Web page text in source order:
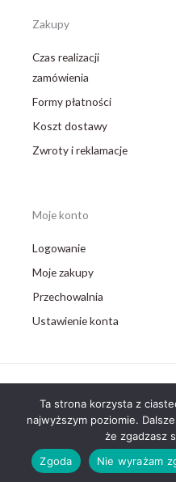
Zakupy
Czas realizacji
zamówienia
Formy płatności
Koszt dostawy
Zwroty i reklamacje
Moje konto
Logowanie
Moje zakupy
Przechowalnia
Ustawienie konta
Copyright ©
Powered by
Ta strona korzysta z
najwyższym poziomie.
że zgadzasz
Zgoda
Nie wyrażam